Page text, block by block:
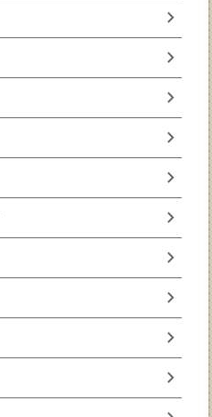
chevron_right
chevron_right
chevron_right
chevron_right
chevron_right
chevron_right
chevron_right
chevron_right
chevron_right
chevron_right